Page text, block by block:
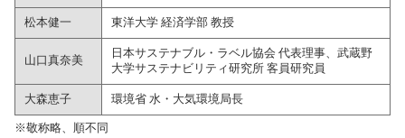
松本健一 東洋大学 経済学部 教授
山口真奈美
日本サステナブル・ラベル協会 代表理事、武蔵野
大学サステナビリティ研究所 客員研究員
大森恵子 環境省 水・大気環境局長
※敬称略、順不同